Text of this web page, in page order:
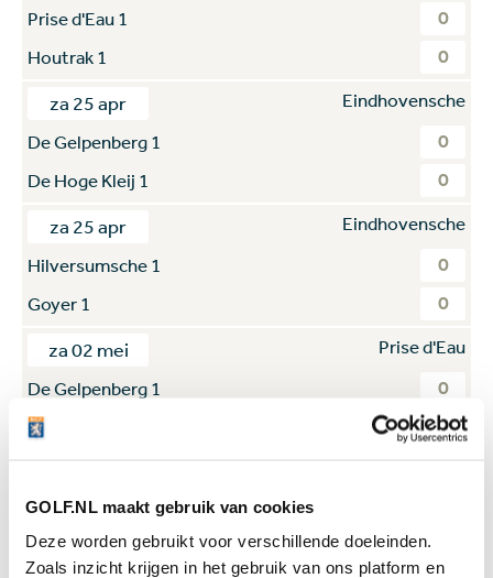
GOLF.NL maakt gebruik van cookies
Deze worden gebruikt voor verschillende doeleinden.
Zoals inzicht krijgen in het gebruik van ons platform en
Prise d'Eau 1
0
Houtrak 1 0
za 25 apr
Eindhovensche
De Gelpenberg 1
0
De Hoge Kleij 1 0
za 25 apr
Eindhovensche
Hilversumsche 1
0
Goyer 1 0
za 02 mei
Prise d'Eau
De Gelpenberg 1
0
Houtrak 1 0
De Hoge Kleij 1
Hilversumsche 1